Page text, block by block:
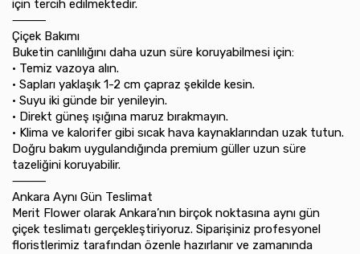
için tercih edilmektedir.
⸻
Çiçek Bakımı
Buketin canlılığını daha uzun süre koruyabilmesi için:
•⁠ ⁠Temiz vazoya alın.
•⁠ ⁠Sapları yaklaşık 1-2 cm çapraz şekilde kesin.
•⁠ ⁠Suyu iki günde bir yenileyin.
•⁠ ⁠Direkt güneş ışığına maruz bırakmayın.
•⁠ ⁠Klima ve kalorifer gibi sıcak hava kaynaklarından uzak tutun.
Doğru bakım uygulandığında premium güller uzun süre
tazeliğini koruyabilir.
⸻
Ankara Aynı Gün Teslimat
Merit Flower olarak Ankara’nın birçok noktasına aynı gün
çiçek teslimatı gerçekleştiriyoruz. Siparişiniz profesyonel
floristlerimiz tarafından özenle hazırlanır ve zamanında